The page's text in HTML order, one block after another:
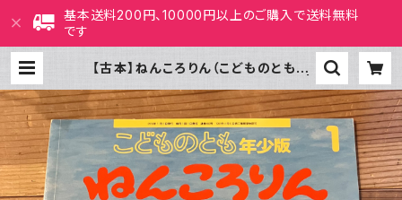
基本送料200円、10000円以上のご購入で送料無料
です
【古本】ねんころりん（こどものとも年
ホホホ座 西田辺 絵本・新刊本・古本